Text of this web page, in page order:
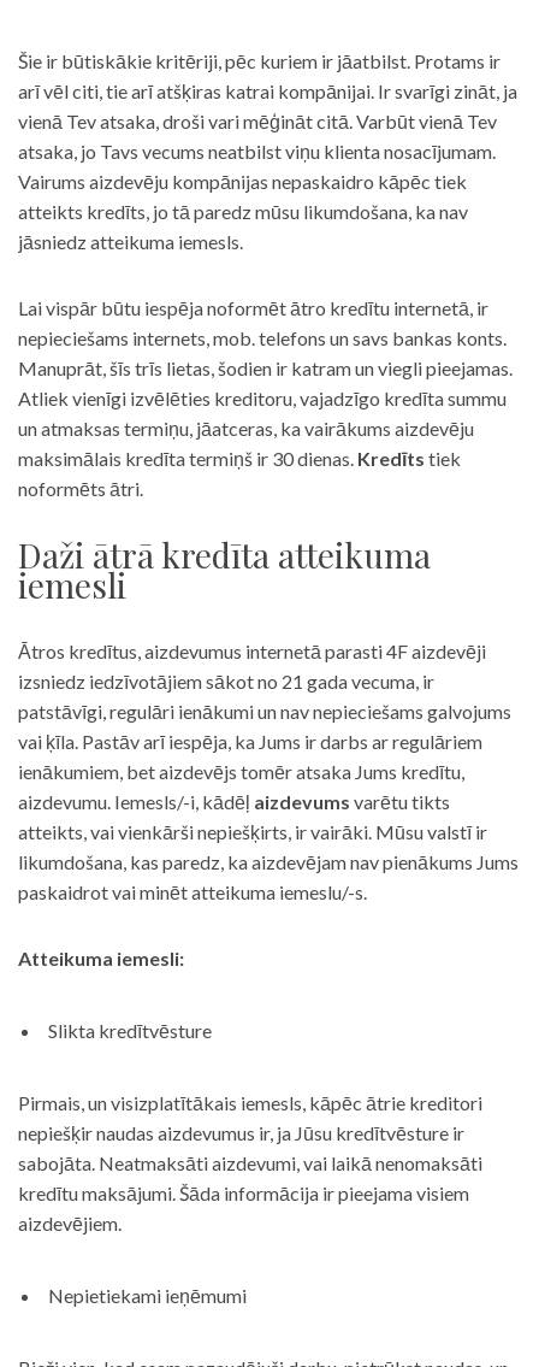
Šie ir būtiskākie kritēriji, pēc kuriem ir jāatbilst. Protams ir
arī vēl citi, tie arī atšķiras katrai kompānijai. Ir svarīgi zināt, ja
vienā Tev atsaka, droši vari mēģināt citā. Varbūt vienā Tev
atsaka, jo Tavs vecums neatbilst viņu klienta nosacījumam.
Vairums aizdevēju kompānijas nepaskaidro kāpēc tiek
atteikts kredīts, jo tā paredz mūsu likumdošana, ka nav
jāsniedz atteikuma iemesls.
Lai vispār būtu iespēja noformēt ātro kredītu internetā, ir
nepieciešams internets, mob. telefons un savs bankas konts.
Manuprāt, šīs trīs lietas, šodien ir katram un viegli pieejamas.
Atliek vienīgi izvēlēties kreditoru, vajadzīgo kredīta summu
un atmaksas termiņu, jāatceras, ka vairākums aizdevēju
maksimālais kredīta termiņš ir 30 dienas. Kredīts tiek
noformēts ātri.
Daži ātrā kredīta atteikuma
iemesli
Ātros kredītus, aizdevumus internetā parasti 4F aizdevēji
izsniedz iedzīvotājiem sākot no 21 gada vecuma, ir
patstāvīgi, regulāri ienākumi un nav nepieciešams galvojums
vai ķīla. Pastāv arī iespēja, ka Jums ir darbs ar regulāriem
ienākumiem, bet aizdevējs tomēr atsaka Jums kredītu,
aizdevumu. Iemesls/-i, kādēļ aizdevums varētu tikts
atteikts, vai vienkārši nepiešķirts, ir vairāki. Mūsu valstī ir
likumdošana, kas paredz, ka aizdevējam nav pienākums Jums
paskaidrot vai minēt atteikuma iemeslu/-s.
Atteikuma iemesli:
Slikta kredītvēsture
Pirmais, un visizplatītākais iemesls, kāpēc ātrie kreditori
nepiešķir naudas aizdevumus ir, ja Jūsu kredītvēsture ir
sabojāta. Neatmaksāti aizdevumi, vai laikā nenomaksāti
kredītu maksājumi. Šāda informācija ir pieejama visiem
aizdevējiem.
Nepietiekami ieņēmumi